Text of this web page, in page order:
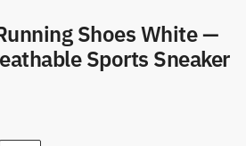
Shoes White —
Sports Sneaker